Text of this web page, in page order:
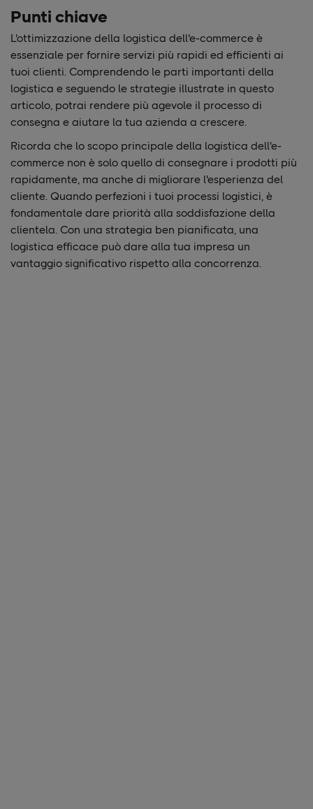
Punti chiave
L'ottimizzazione della logistica dell'e-commerce è
essenziale per fornire servizi più rapidi ed efficienti ai
tuoi clienti. Comprendendo le parti importanti della
logistica e seguendo le strategie illustrate in questo
articolo, potrai rendere più agevole il processo di
consegna e aiutare la tua azienda a crescere.
Ricorda che lo scopo principale della logistica dell'e-
commerce non è solo quello di consegnare i prodotti più
rapidamente, ma anche di migliorare l'esperienza del
cliente. Quando perfezioni i tuoi processi logistici, è
fondamentale dare priorità alla soddisfazione della
clientela. Con una strategia ben pianificata, una
logistica efficace può dare alla tua impresa un
vantaggio significativo rispetto alla concorrenza.